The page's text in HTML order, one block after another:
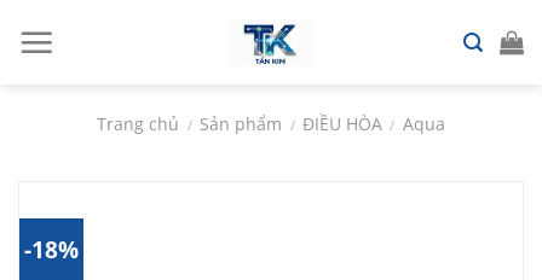
đến
Trang chủ / Sản phẩm / ĐIỀU HÒA / Aqua
-18%